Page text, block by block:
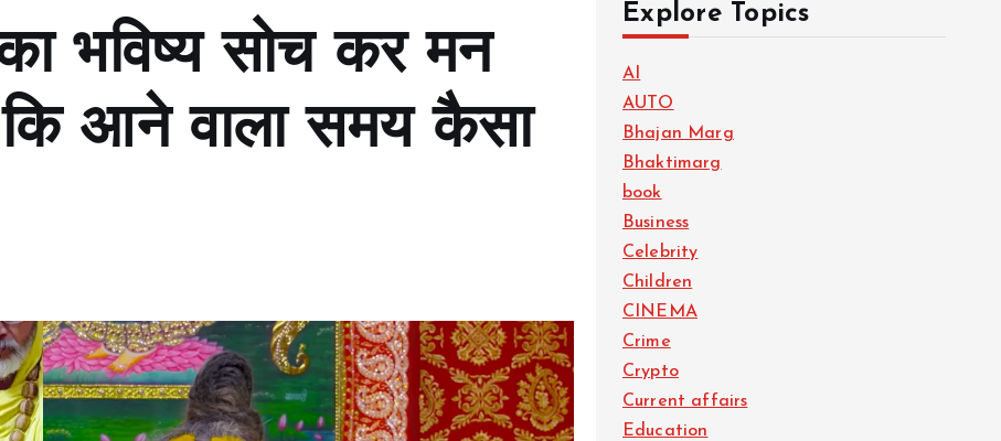
भविष्य सोच कर मन
आने वाला समय कैसा
Explore Topics
AI
AUTO
Bhajan Marg
Bhaktimarg
book
Business
Celebrity
Children
CINEMA
Crime
Crypto
Current affairs
Education